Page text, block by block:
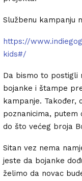
Službenu kampanju
https://
kids#/
Da bismo to postigli
bojanke i štampe
kampanje. Također,
poznanicima,
do što većeg broja
Sitan vez nema
jeste da bojanke
želimo da novac